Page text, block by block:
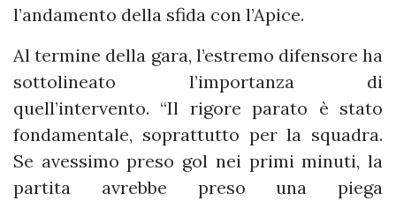
l’andamento della sfida con l’Apice.
Al termine della gara, l’estremo difensore ha
sottolineato l’importanza di
quell’intervento. “Il rigore parato è stato
fondamentale, soprattutto per la squadra.
Se avessimo preso gol nei primi minuti, la
partita avrebbe preso una piega